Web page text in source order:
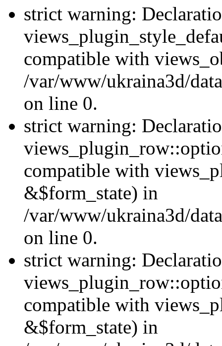
strict warning:
compatible with
/var/www/ukraina3d/
on line 0.
strict warning:
compatible with
&$form_state) in
/var/www/ukraina3d/
on line 0.
strict warning:
compatible with
&$form_state) in